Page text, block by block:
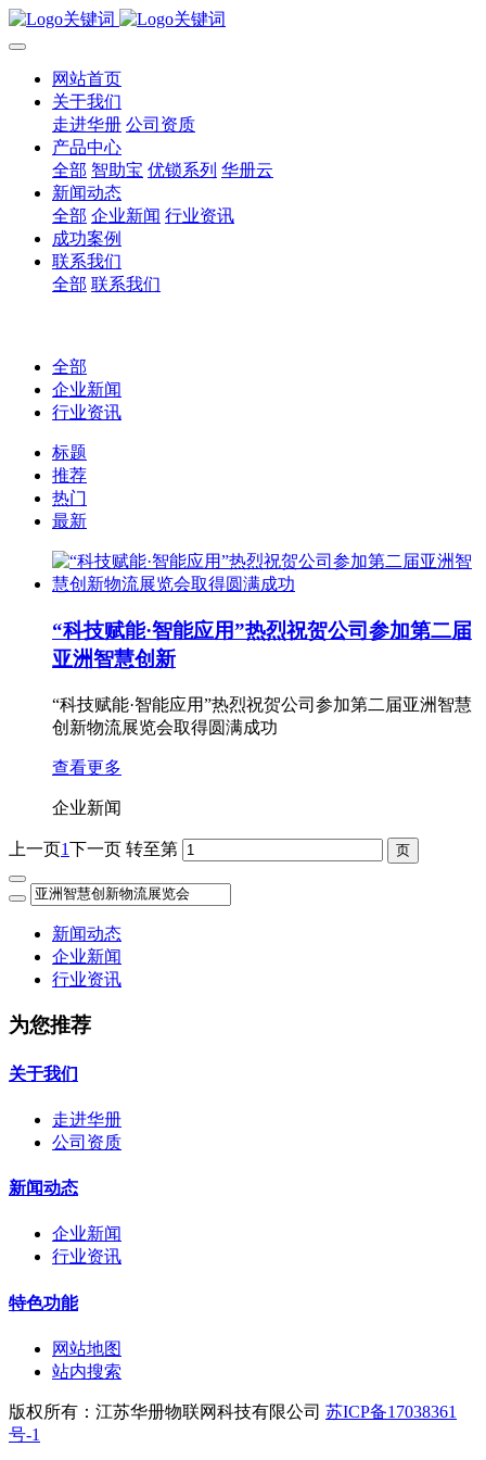
网站首页
关于我们
走进华册 公司资质
产品中心
全部 智助宝 优锁系列 华册云
新闻动态
全部 企业新闻 行业资讯
成功案例
联系我们
全部 联系我们
全部
企业新闻
行业资讯
标题
推荐
热门
最新
“科技赋能·智能应用”热烈祝贺公司参加第二届
亚洲智慧创新
“科技赋能·智能应用”热烈祝贺公司参加第二届亚洲智慧
创新物流展览会取得圆满成功
查看更多
企业新闻
上一页1下一页 转至第
新闻动态
企业新闻
行业资讯
为您推荐
关于我们
走进华册
公司资质
新闻动态
企业新闻
行业资讯
特色功能
网站地图
站内搜索
版权所有：江苏华册物联网科技有限公司 苏ICP备17038361
号-1